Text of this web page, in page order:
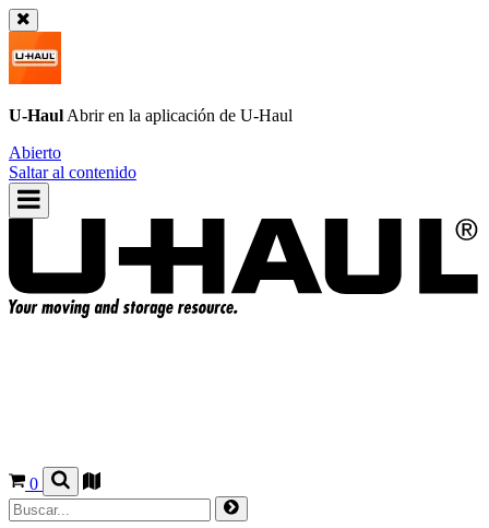
U-Haul Abrir en la aplicación de U-Haul
Abierto
Saltar al contenido
0